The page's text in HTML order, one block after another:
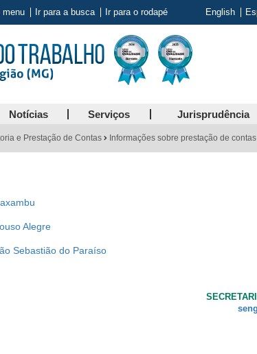
menu Ir para a busca Ir para o rodapé English
Notícias Serviços Jurisprudência
e Prestação de Contas Informações sobre prestação de
Alegre
Sebastião do Paraíso